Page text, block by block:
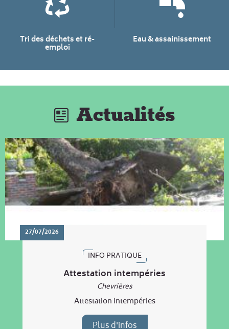
Tri des déchets et ré-
emploi
Eau & assainissement
Actualités
27/07/2026
INFO PRATIQUE
Attestation intempéries
Chevrières
Attestation intempéries
Plus d'infos